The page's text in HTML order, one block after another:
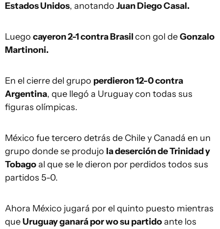
Estados Unidos, anotando Juan Diego Casal.
Luego cayeron 2-1 contra Brasilcon gol deGonzalo
Martinoni.
En el cierre del grupo perdieron 12-0 contra
Argentina, que llegó a Uruguay con todas sus
figuras olímpicas.
México fue tercero detrás de Chile y Canadá en un
grupo donde se produjo la deserción de Trinidad y
Tobagoal que se le dieron por perdidos todos sus
partidos 5-0.
Ahora México jugará por el quinto puesto mientras
queUruguay ganará por wo su partidoante los